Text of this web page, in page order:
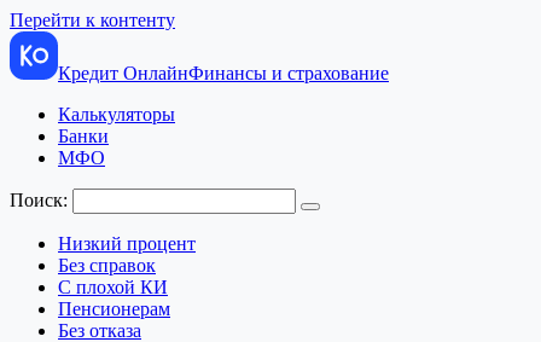
Перейти к контенту
Кредит ОнлайнФинансы и страхование
Калькуляторы
Банки
МФО
Поиск:
Низкий процент
Без справок
С плохой КИ
Пенсионерам
Без отказа